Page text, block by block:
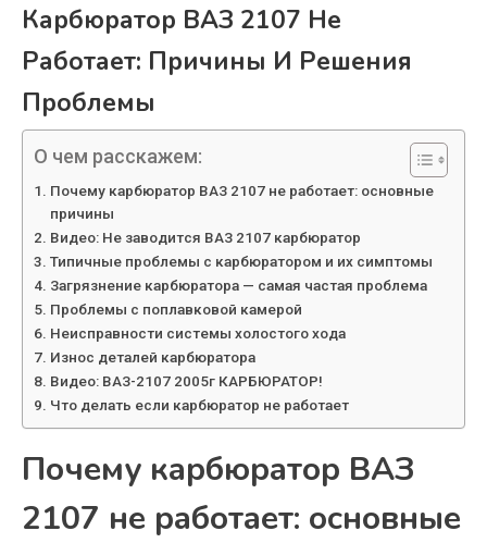
Карбюратор ВАЗ 2107 Не
Работает: Причины И Решения
Проблемы
О чем расскажем:
Почему карбюратор ВАЗ 2107 не работает: основные
причины
Видео: Не заводится ВАЗ 2107 карбюратор
Типичные проблемы с карбюратором и их симптомы
Загрязнение карбюратора — самая частая проблема
Проблемы с поплавковой камерой
Неисправности системы холостого хода
Износ деталей карбюратора
Видео: ВАЗ-2107 2005г КАРБЮРАТОР!
Что делать если карбюратор не работает
Почему карбюратор ВАЗ
2107 не работает: основные